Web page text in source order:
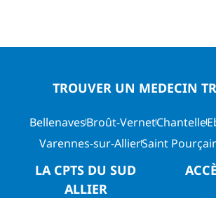
TROUVER UN MEDECIN
BellenavesBroût-VernetChantelle
Varennes-sur-AllierSaint
LA CPTS DU SUD
ALLIER